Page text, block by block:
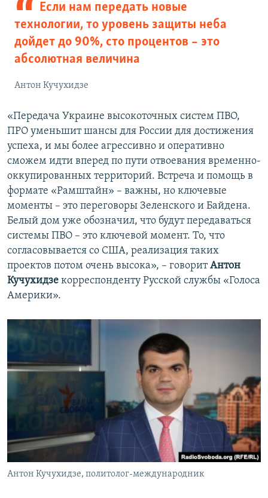
Если нам передать новые
технологии, то уровень защиты неба
дойдет до 90%, сто процентов – это
абсолютная величина
Антон Кучухидзе
«Передача Украине высокоточных систем ПВО,
ПРО уменьшит шансы для России для достижения
успеха, и мы более агрессивно и оперативно
сможем идти вперед по пути отвоевания временно-
оккупированных территорий. Встреча и помощь в
формате «Рамштайн» – важны, но ключевые
моменты – это переговоры Зеленского и Байдена.
Белый дом уже обозначил, что будут передаваться
системы ПВО – это ключевой момент. То, что
согласовывается со США, реализация таких
проектов потом очень высока», – говоритАнтон
Кучухидзе корреспонденту Русской службы «Голоса
Америки».
Антон Кучухидзе, политолог-международник